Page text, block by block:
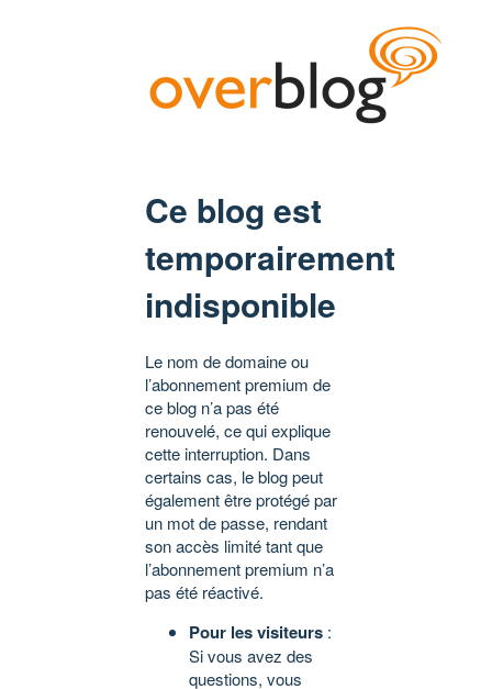
Ce blog est
temporairement
indisponible
Le nom de domaine ou
l’abonnement premium de
ce blog n’a pas été
renouvelé, ce qui explique
cette interruption. Dans
certains cas, le blog peut
également être protégé par
un mot de passe, rendant
son accès limité tant que
l’abonnement premium n’a
pas été réactivé.
Pour les visiteurs :
Si vous avez des
questions, vous